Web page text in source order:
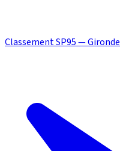
Classement SP95 — Gironde